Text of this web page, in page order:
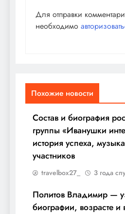
Для отправки
необходимо
Похожие новости
Состав и биография
группы «Иванушки
история успеха,
участников
travelbox27_ 3 года
Политов Владимир —
биографии, возрасте